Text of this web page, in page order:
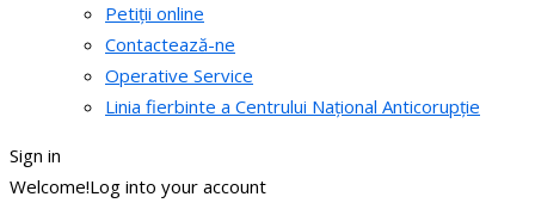
Petiții online
Contactează-ne
Operative Service
Linia fierbinte a Centrului Național Anticorupție
Sign in
Welcome!Log into your account